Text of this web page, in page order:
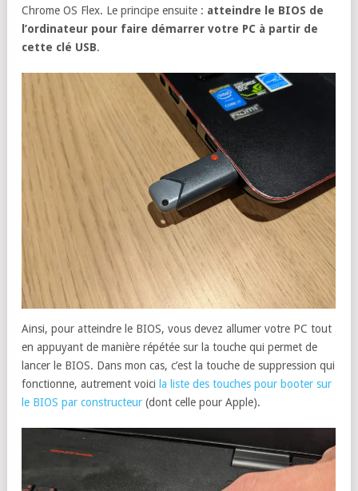
Chrome OS Flex. Le principe ensuite : atteindre le BIOS de
l’ordinateur pour faire démarrer votre PC à partir de
cette clé USB.
Ainsi, pour atteindre le BIOS, vous devez allumer votre PC tout
en appuyant de manière répétée sur la touche qui permet de
lancer le BIOS. Dans mon cas, c’est la touche de suppression qui
fonctionne, autrement voici la liste des touches pour booter sur
le BIOS par constructeur (dont celle pour Apple).